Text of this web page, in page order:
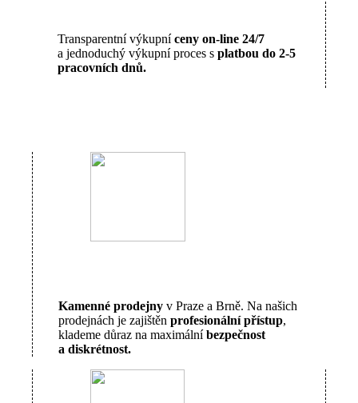
Transparentní výkupníceny on-line 24/7
a jednoduchý výkupní proces s platbou do 2-5
pracovních dnů.
Kamenné prodejny v Praze a Brně. Na našich
prodejnách je zajištěn profesionální přístup,
klademe důraz na maximálníbezpečnost
a diskrétnost.